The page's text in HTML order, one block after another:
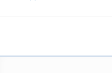
Инфоресурсы